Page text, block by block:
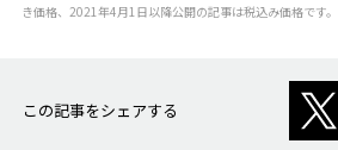
き価格、2021年4月1日以降公開の記事は税込み価格です。
この記事をシェアする